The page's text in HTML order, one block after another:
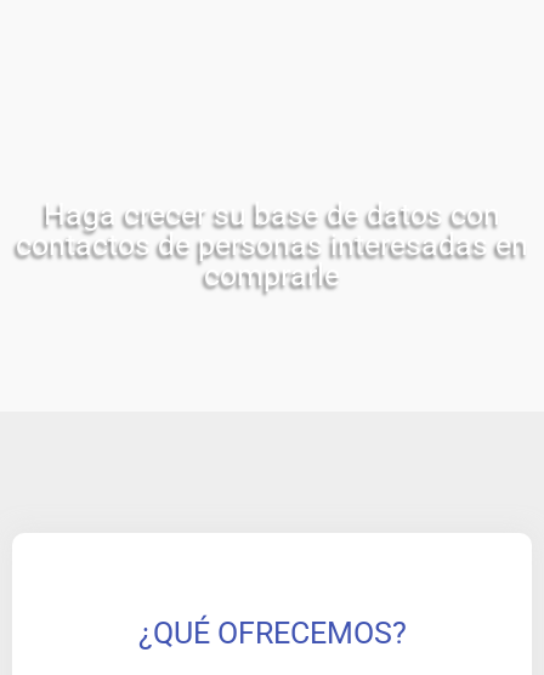
Haga crecer su base de datos con
contactos de personas interesadas en
comprarle
¿QUÉ OFRECEMOS?